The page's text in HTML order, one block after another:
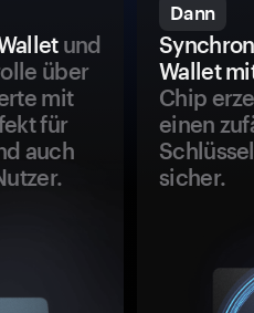
und
über
mit
für
auch
Dann
Wallet
Chip
einen
sicher.